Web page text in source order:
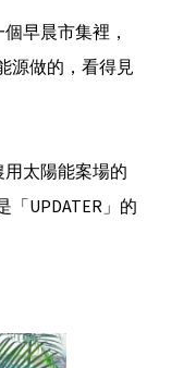
早晨市集裡，
源做的，看得見
太陽能案場的
「UPDATER」的